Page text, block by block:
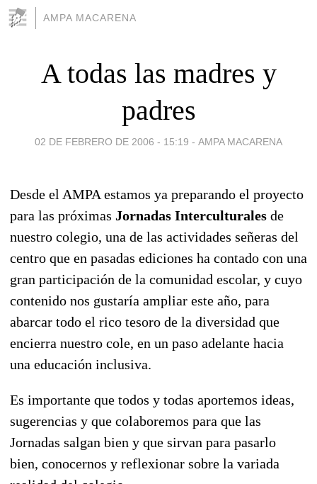
AMPA MACARENA
A todas las madres y
padres
02 DE FEBRERO DE 2006 - 15:19 - AMPA MACARENA
Desde el AMPA estamos ya preparando el proyecto
para las próximas Jornadas Interculturales de
nuestro colegio, una de las actividades señeras del
centro que en pasadas ediciones ha contado con una
gran participación de la comunidad escolar, y cuyo
contenido nos gustaría ampliar este año, para
abarcar todo el rico tesoro de la diversidad que
encierra nuestro cole, en un paso adelante hacia
una educación inclusiva.
Es importante que todos y todas aportemos ideas,
sugerencias y que colaboremos para que las
Jornadas salgan bien y que sirvan para pasarlo
bien, conocernos y reflexionar sobre la variada